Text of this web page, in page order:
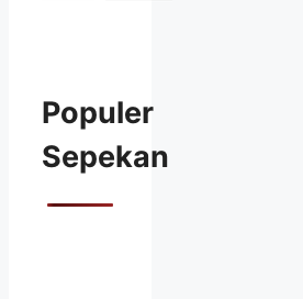
Populer
Sepekan